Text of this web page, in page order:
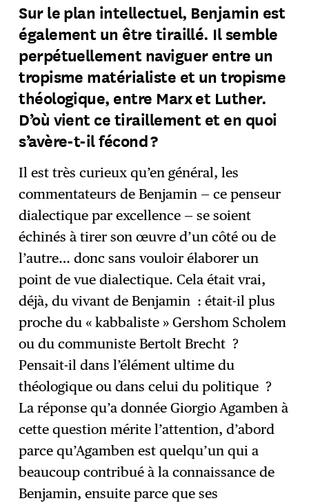
Sur le plan intellectuel, Benjamin est
également un être tiraillé. Il semble
perpétuellement naviguer entre un
tropisme matérialiste et un tropisme
théologique, entre Marx et Luther.
D’où vient ce tiraillement et en quoi
s’avère-t-il fécond ?
Il est très curieux qu’en général, les
commentateurs de Benjamin — ce penseur
dialectique par excellence — se soient
échinés à tirer son œuvre d’un côté ou de
l’autre… donc sans vouloir élaborer un
point de vue dialectique. Cela était vrai,
déjà, du vivant de Benjamin : était-il plus
proche du « kabbaliste » Gershom Scholem
ou du communiste Bertolt Brecht ?
Pensait-il dans l’élément ultime du
théologique ou dans celui du politique ?
La réponse qu’a donnée Giorgio Agamben à
cette question mérite l’attention, d’abord
parce qu’Agamben est quelqu’un qui a
beaucoup contribué à la connaissance de
Benjamin, ensuite parce que ses